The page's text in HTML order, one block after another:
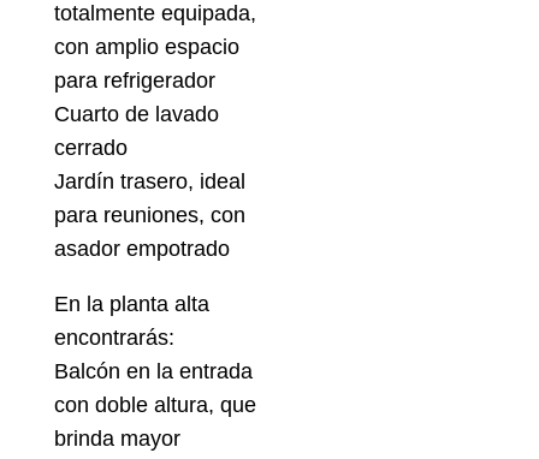
totalmente equipada,
con amplio espacio
para refrigerador
Cuarto de lavado
cerrado
Jardín trasero, ideal
para reuniones, con
asador empotrado
En la planta alta
encontrarás:
Balcón en la entrada
con doble altura, que
brinda mayor